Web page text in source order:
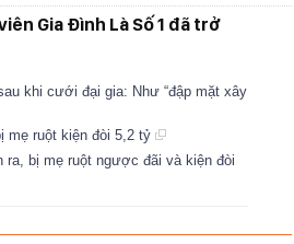
Gia Đình Là Số 1 đã trở
khi cưới đại gia: Như “đập mặt xây
mẹ ruột kiện đòi 5,2 tỷ
ra, bị mẹ ruột ngược đãi và kiện đòi